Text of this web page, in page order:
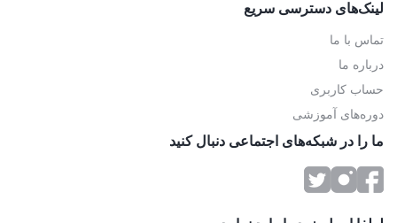
لینک‌های دسترسی سریع
تماس با ما
درباره ما
حساب کاربری
دوره‌های آموزشی
ما را در شبکه‌های اجتماعی دنبال کنید